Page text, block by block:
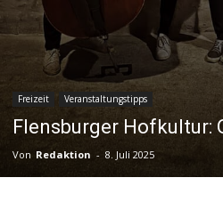
Freizeit Veranstaltungstipps
Flensburger Hofkultur:
Von Redaktion - 8. Juli 2025